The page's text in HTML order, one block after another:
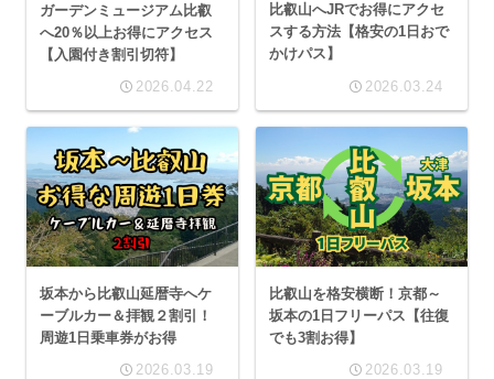
ガーデンミュージアム比叡
へ20％以上お得にアクセス
【入園付き割引切符】
2026.04.22
比叡山へJRでお得にアクセ
スする方法【格安の1日おで
かけパス】
2026.03.24
坂本から比叡山延暦寺へケ
ーブルカー＆拝観２割引！
周遊1日乗車券がお得
2026.03.19
比叡山を格安横断！京都～
坂本の1日フリーパス【往復
でも3割お得】
2026.03.19